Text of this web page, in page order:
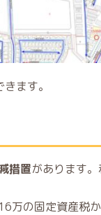
ます。
措置があります
万の固定資産税